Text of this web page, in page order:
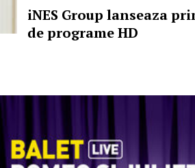
iNES Group lanseaza
de programe HD